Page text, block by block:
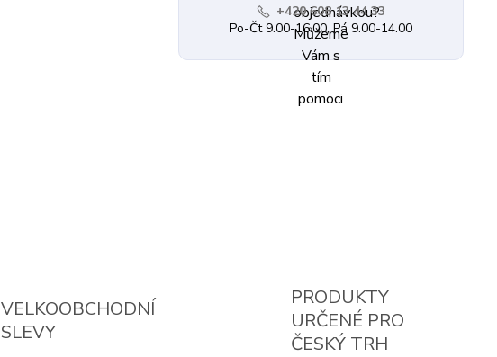
+420 608 13 44 33
Po-Čt 9.00-16.00, Pá 9.00-14.00
VELKOOBCHODNÍ
SLEVY
PRODUKTY
URČENÉ PRO
ČESKÝ TRH